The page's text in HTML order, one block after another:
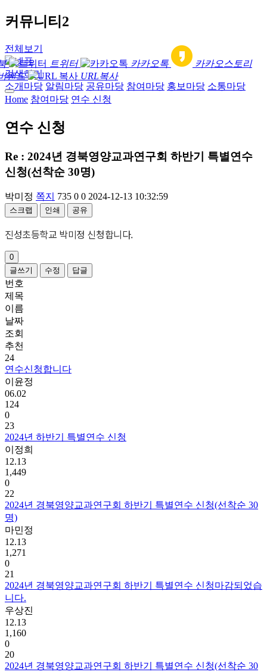
커뮤니티2
전체보기
검색하기
소개마당 알림마당 공유마당 참여마당 홍보마당 소통마당
트위터 카카오톡
카카오스토리
밴드
URL복사
Home 참여마당 연수 신청
연수 신청
Re : 2024년 경북영양교과연구회 하반기 특별연수
신청(선착순 30명)
박미정 쪽지 735 0 0 2024-12-13 10:32:59
스크랩 인쇄 공유
진성초등학교 박미정 신청합니다.
0
글쓰기
수정 답글
번호
제목
이름
날짜
조회
추천
24
연수신청합니다
이윤정
06.02
124
0
23
2024년 하반기 특별연수 신청
이정희
12.13
1,449
0
22
2024년 경북영양교과연구회 하반기 특별연수 신청(선착순 30
명)
마민정
12.13
1,271
0
21
2024년 경북영양교과연구회 하반기 특별연수 신청마감되었습
니다.
우상진
12.13
1,160
0
20
2024년 경북영양교과연구회 하반기 특별연수 신청(선착순 30